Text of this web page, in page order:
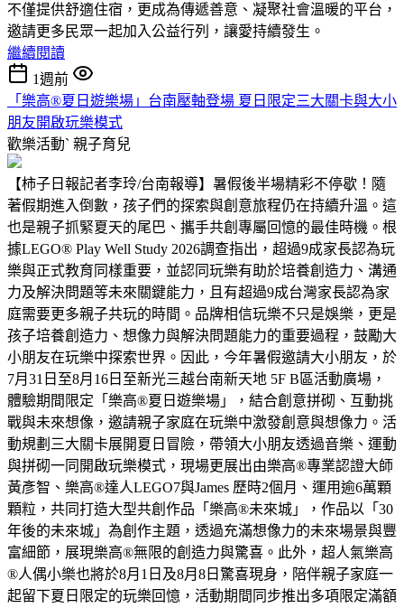
不僅提供舒適住宿，更成為傳遞善意、凝聚社會溫暖的平台，
邀請更多民眾一起加入公益行列，讓愛持續發生。
繼續閱讀
1週前
「樂高®夏日遊樂場」台南壓軸登場 夏日限定三大關卡與大小
朋友開啟玩樂模式
歡樂活動ˋ 親子育兒
【柿子日報記者李玲/台南報導】暑假後半場精彩不停歇！隨
著假期進入倒數，孩子們的探索與創意旅程仍在持續升溫。這
也是親子抓緊夏天的尾巴、攜手共創專屬回憶的最佳時機。根
據LEGO® Play Well Study 2026調查指出，超過9成家長認為玩
樂與正式教育同樣重要，並認同玩樂有助於培養創造力、溝通
力及解決問題等未來關鍵能力，且有超過9成台灣家長認為家
庭需要更多親子共玩的時間。品牌相信玩樂不只是娛樂，更是
孩子培養創造力、想像力與解決問題能力的重要過程，鼓勵大
小朋友在玩樂中探索世界。因此，今年暑假邀請大小朋友，於
7月31日至8月16日至新光三越台南新天地 5F B區活動廣場，
體驗期間限定「樂高®夏日遊樂場」，結合創意拼砌、互動挑
戰與未來想像，邀請親子家庭在玩樂中激發創意與想像力。活
動規劃三大關卡展開夏日冒險，帶領大小朋友透過音樂、運動
與拼砌一同開啟玩樂模式，現場更展出由樂高®專業認證大師
黃彥智、樂高®達人LEGO7與James 歷時2個月、運用逾6萬顆
顆粒，共同打造大型共創作品「樂高®未來城」，作品以「30
年後的未來城」為創作主題，透過充滿想像力的未來場景與豐
富細節，展現樂高®無限的創造力與驚喜。此外，超人氣樂高
®人偶小樂也將於8月1日及8月8日驚喜現身，陪伴親子家庭一
起留下夏日限定的玩樂回憶，活動期間同步推出多項限定滿額